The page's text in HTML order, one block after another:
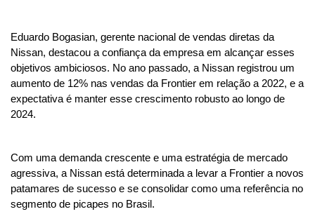
Eduardo Bogasian, gerente nacional de vendas diretas da
Nissan, destacou a confiança da empresa em alcançar esses
objetivos ambiciosos. No ano passado, a Nissan registrou um
aumento de 12% nas vendas da Frontier em relação a 2022, e a
expectativa é manter esse crescimento robusto ao longo de
2024.
Com uma demanda crescente e uma estratégia de mercado
agressiva, a Nissan está determinada a levar a Frontier a novos
patamares de sucesso e se consolidar como uma referência no
segmento de picapes no Brasil.